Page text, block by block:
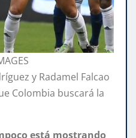
y Radamel Falcao
Colombia buscará la
está mostrando